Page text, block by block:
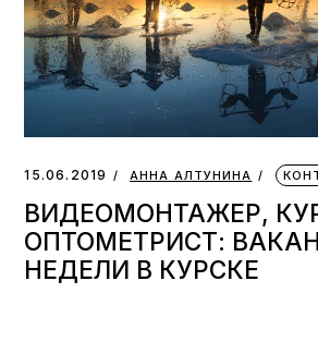
15.06.2019 АННА АЛТУНИНА
ВИДЕОМОНТАЖЕР,
ОПТОМЕТРИСТ:
НЕДЕЛИ В КУРСКЕ